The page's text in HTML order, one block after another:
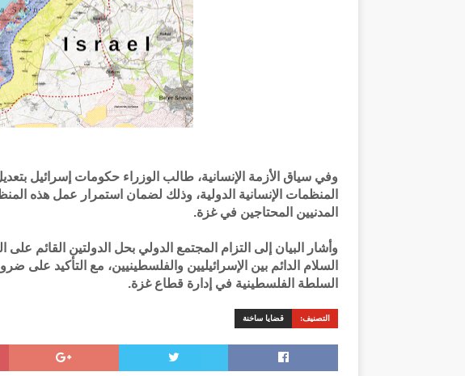
وفي سياق الأزمة الإنسانية، طالب الوزراء حكومات إسرائيل
المنظمات الإنسانية الدولية، وذلك لضمان استمرار عمل هذه
المدنيين المحتاجين في غزة.
وأشار البيان إلى التزام المجتمع الدولي بحل الدولتين القائم على
السلام الدائم بين الإسرائيليين والفلسطينيين، مع التأكيد على
السلطة الفلسطينية في إدارة قطاع غزة.
التصنيف: قضايا ساخنة